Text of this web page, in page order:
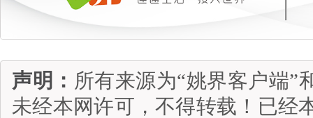
声明： 所有来源为“姚界客户端”
未经本网许可，不得转载！已经